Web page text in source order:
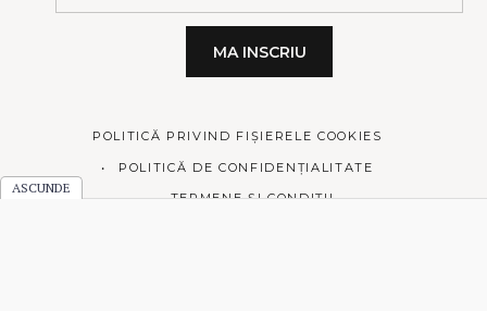
POLITICĂ PRIVIND FIȘIERELE COOKIES
POLITICĂ DE CONFIDENȚIALITATE
TERMENE ȘI CONDIȚII